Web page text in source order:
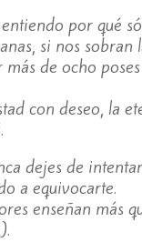
por qué
si nos sobran
más de ocho
con deseo, la
dejes de
a equivocarte.
enseñan más